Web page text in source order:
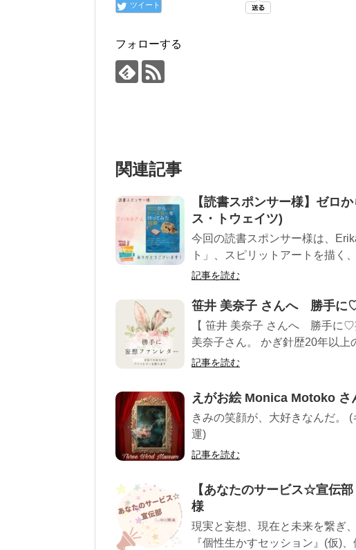
ツイート
フォローする
関連記事
【読書スポンサー様】ゼロ
ス・トウェイツ)
今回の読書スポンサー様は、
ト」、スピリットアートを描く
記事を読む
笹井 美奈子 さんへ 勝手に
【 笹井 美奈子 さんへ 勝手に
美奈子さん。 かぎ針歴20年以上
記事を読む
えがお絵 Monica Motoko さ
きみの笑顔が、大好きなんだ。
運)
記事を読む
【あなたのサービス☆宣伝
様
現実と妄想、現在と未来を繋ぎ
『個性生かすセッション』(仮)